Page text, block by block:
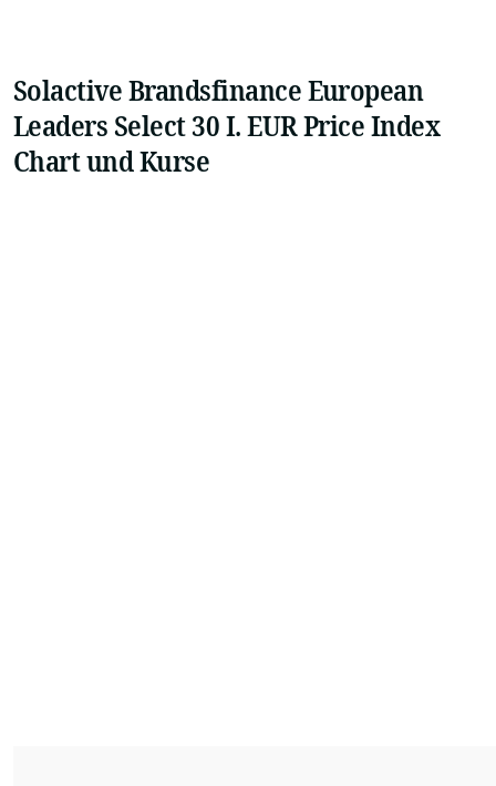
Solactive Brandsfinance European
Leaders Select 30 I. EUR Price Index
Chart und Kurse